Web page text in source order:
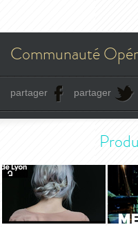
Communauté
partager partager